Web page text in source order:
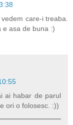
care-i treaba.
e asa de buna :)
ai habar de parul
ori o folosesc. :))